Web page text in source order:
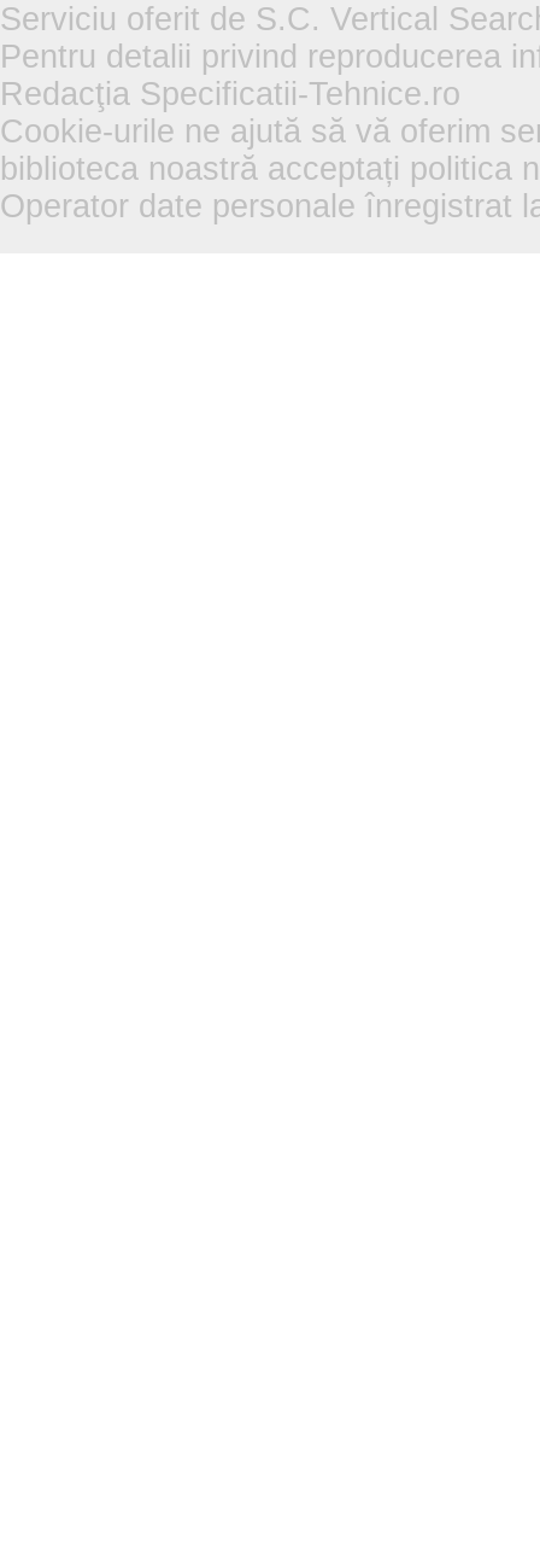
Serviciu oferit de S.C. Vertical
Pentru detalii privind reproducerea
Redacţia Specificatii-Tehnice.ro
Cookie-urile ne ajută să vă oferim
biblioteca noastră acceptați politica
Operator date personale înregistrat